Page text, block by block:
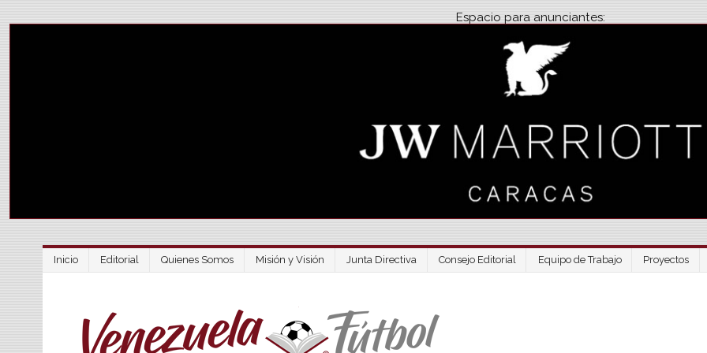
Espacio para anunciantes:
Inicio Editorial Quienes Somos Misión y Visión Junta Directiva Consejo Editorial Equipo de Trabajo Proyectos